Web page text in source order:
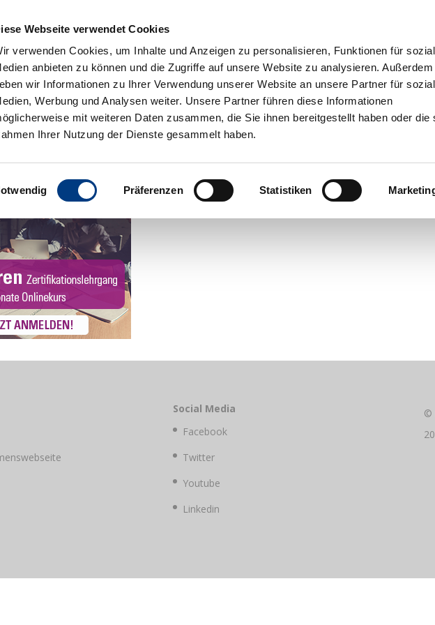
Webseite verwendet Cookies
verwenden Cookies, um Inhalte und Anzeigen zu personalisieren, Funktionen für
anbieten zu können und die Zugriffe auf unsere Website zu analysieren. Außerdem
wir Informationen zu Ihrer Verwendung unserer Website an unsere Partner für
Werbung und Analysen weiter. Unsere Partner führen diese Informationen
mit weiteren Daten zusammen, die Sie ihnen bereitgestellt haben oder die
Ihrer Nutzung der Dienste gesammelt haben.
Präferenzen Statistiken
Agile Führung Laterale Führung Leadership
Agile Führung
Social Media
Facebook
Twitter
Youtube
Linkedin
©